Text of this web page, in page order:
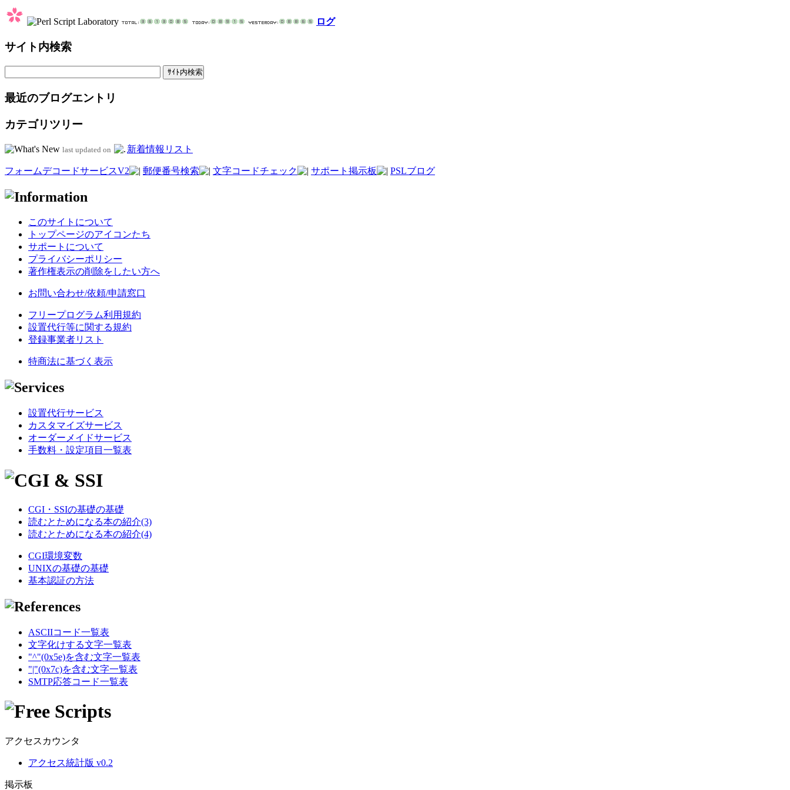
ログ
サイト内検索
最近のブログエントリ
カテゴリツリー
last updated on 新着情報リスト
フォームデコードサービスV2 郵便番号検索 文字コードチェック サポート掲示板 PSLブログ
このサイトについて
トップページのアイコンたち
サポートについて
プライバシーポリシー
著作権表示の削除をしたい方へ
お問い合わせ/依頼/申請窓口
フリープログラム利用規約
設置代行等に関する規約
登録事業者リスト
特商法に基づく表示
設置代行サービス
カスタマイズサービス
オーダーメイドサービス
手数料・設定項目一覧表
CGI・SSIの基礎の基礎
読むとためになる本の紹介(3)
読むとためになる本の紹介(4)
CGI環境変数
UNIXの基礎の基礎
基本認証の方法
ASCIIコード一覧表
文字化けする文字一覧表
"^"(0x5e)を含む文字一覧表
"|"(0x7c)を含む文字一覧表
SMTP応答コード一覧表
アクセスカウンタ
アクセス統計版 v0.2
掲示板